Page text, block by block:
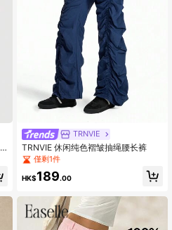
TRNVIE
TRNVIE 休闲纯色褶皱抽绳腰长裤
僅剩1件
HK$189.00